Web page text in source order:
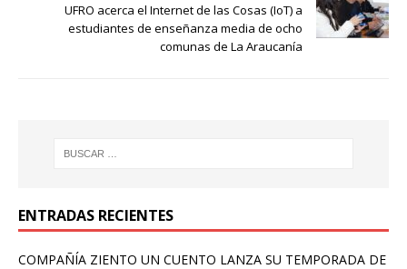
UFRO acerca el Internet de las Cosas (IoT) a
estudiantes de enseñanza media de ocho
comunas de La Araucanía
ENTRADAS RECIENTES
COMPAÑÍA ZIENTO UN CUENTO LANZA SU TEMPORADA DE